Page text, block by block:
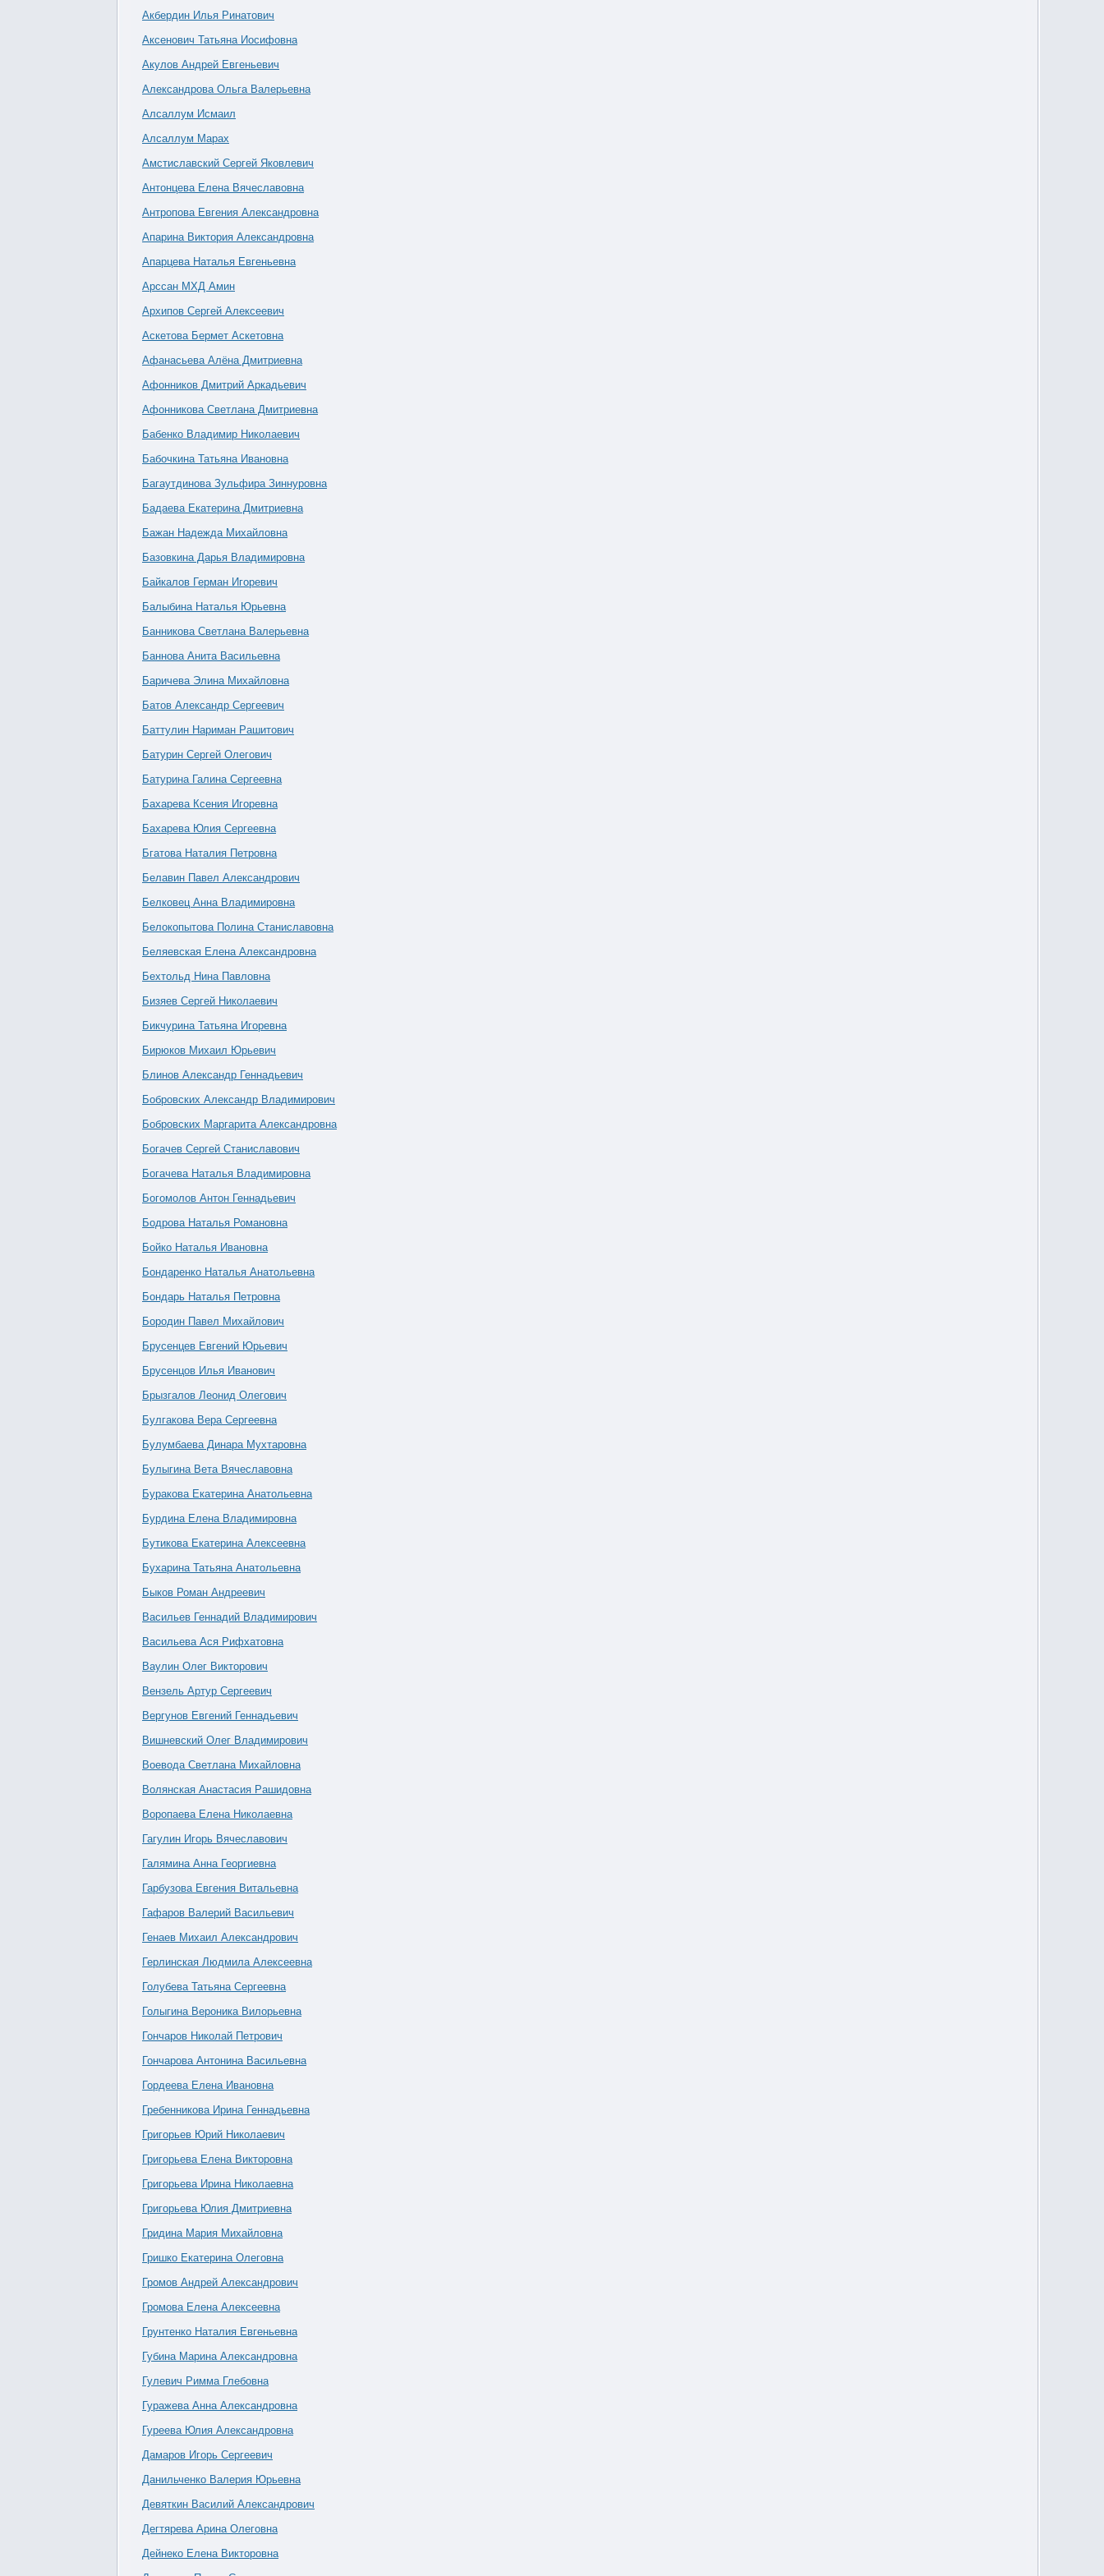
Акбердин Илья Ринатович
Аксенович Татьяна Иосифовна
Акулов Андрей Евгеньевич
Александрова Ольга Валерьевна
Алсаллум Исмаил
Алсаллум Марах
Амстиславский Сергей Яковлевич
Антонцева Елена Вячеславовна
Антропова Евгения Александровна
Апарина Виктория Александровна
Апарцева Наталья Евгеньевна
Арссан МХД Амин
Архипов Сергей Алексеевич
Аскетова Бермет Аскетовна
Афанасьева Алёна Дмитриевна
Афонников Дмитрий Аркадьевич
Афонникова Светлана Дмитриевна
Бабенко Владимир Николаевич
Бабочкина Татьяна Ивановна
Багаутдинова Зульфира Зиннуровна
Бадаева Екатерина Дмитриевна
Бажан Надежда Михайловна
Базовкина Дарья Владимировна
Байкалов Герман Игоревич
Балыбина Наталья Юрьевна
Банникова Светлана Валерьевна
Баннова Анита Васильевна
Баричева Элина Михайловна
Батов Александр Сергеевич
Баттулин Нариман Рашитович
Батурин Сергей Олегович
Батурина Галина Сергеевна
Бахарева Ксения Игоревна
Бахарева Юлия Сергеевна
Бгатова Наталия Петровна
Белавин Павел Александрович
Белковец Анна Владимировна
Белокопытова Полина Станиславовна
Беляевская Елена Александровна
Бехтольд Нина Павловна
Бизяев Сергей Николаевич
Бикчурина Татьяна Игоревна
Бирюков Михаил Юрьевич
Блинов Александр Геннадьевич
Бобровских Александр Владимирович
Бобровских Маргарита Александровна
Богачев Сергей Станиславович
Богачева Наталья Владимировна
Богомолов Антон Геннадьевич
Бодрова Наталья Романовна
Бойко Наталья Ивановна
Бондаренко Наталья Анатольевна
Бондарь Наталья Петровна
Бородин Павел Михайлович
Брусенцев Евгений Юрьевич
Брусенцов Илья Иванович
Брызгалов Леонид Олегович
Булгакова Вера Сергеевна
Булумбаева Динара Мухтаровна
Булыгина Вета Вячеславовна
Буракова Екатерина Анатольевна
Бурдина Елена Владимировна
Бутикова Екатерина Алексеевна
Бухарина Татьяна Анатольевна
Быков Роман Андреевич
Васильев Геннадий Владимирович
Васильева Ася Рифхатовна
Ваулин Олег Викторович
Вензель Артур Сергеевич
Вергунов Евгений Геннадьевич
Вишневский Олег Владимирович
Воевода Светлана Михайловна
Волянская Анастасия Рашидовна
Воропаева Елена Николаевна
Гагулин Игорь Вячеславович
Галямина Анна Георгиевна
Гарбузова Евгения Витальевна
Гафаров Валерий Васильевич
Генаев Михаил Александрович
Герлинская Людмила Алексеевна
Голубева Татьяна Сергеевна
Голыгина Вероника Вилорьевна
Гончаров Николай Петрович
Гончарова Антонина Васильевна
Гордеева Елена Ивановна
Гребенникова Ирина Геннадьевна
Григорьев Юрий Николаевич
Григорьева Елена Викторовна
Григорьева Ирина Николаевна
Григорьева Юлия Дмитриевна
Гридина Мария Михайловна
Гришко Екатерина Олеговна
Громов Андрей Александрович
Громова Елена Алексеевна
Грунтенко Наталия Евгеньевна
Губина Марина Александровна
Гулевич Римма Глебовна
Гуражева Анна Александровна
Гуреева Юлия Александровна
Дамаров Игорь Сергеевич
Данильченко Валерия Юрьевна
Девяткин Василий Александрович
Дегтярева Арина Олеговна
Дейнеко Елена Викторовна